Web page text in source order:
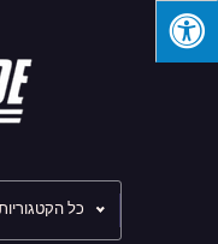
כל